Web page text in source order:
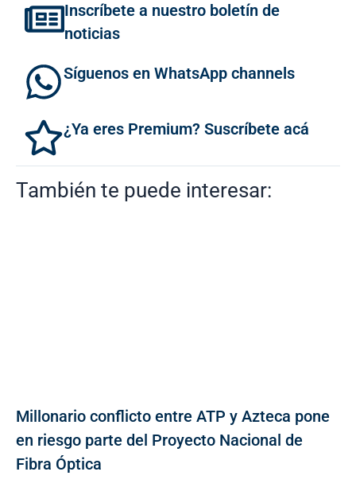
Inscríbete a nuestro boletín de
noticias
Síguenos en WhatsApp channels
¿Ya eres Premium? Suscríbete acá
También te puede interesar:
Millonario conflicto entre ATP y Azteca pone
en riesgo parte del Proyecto Nacional de
Fibra Óptica